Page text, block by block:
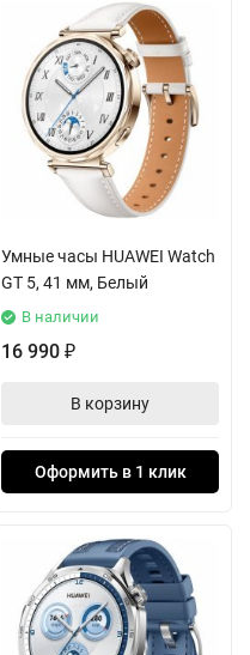
Умные часы HUAWEI Watch
GT 5, 41 мм, Белый
В наличии
16 990 ₽
В корзину
Оформить в 1 клик